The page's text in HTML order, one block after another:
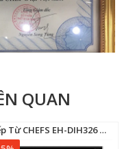
QUAN
Bếp Từ CHEFS EH-DIH326 PRO